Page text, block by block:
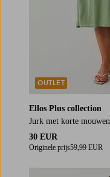
Ellos Plus collection
Jurk met korte mouwen
30 EUR
Originele prijs59,99 EUR
OUTLET